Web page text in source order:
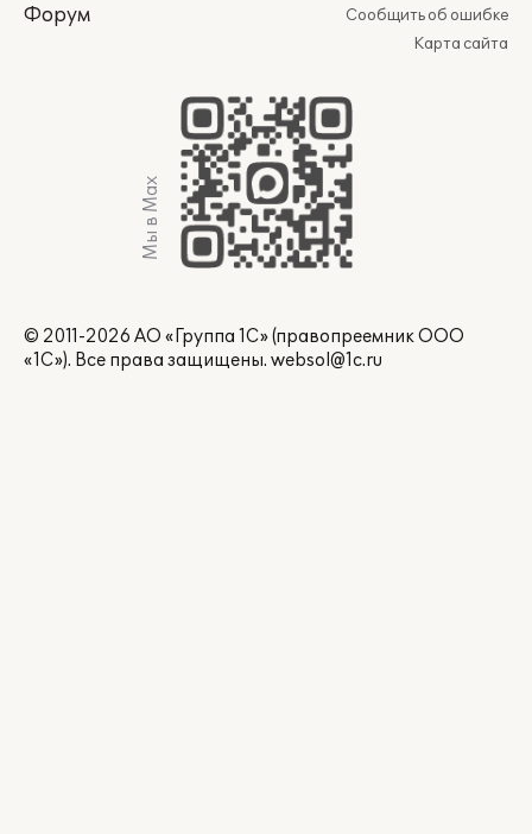
Форум
Сообщить об ошибке
Карта сайта
Мы в Max
© 2011-2026 АО «Группа 1С» (правопреемник ООО
«1С»). Все права защищены. websol@1c.ru